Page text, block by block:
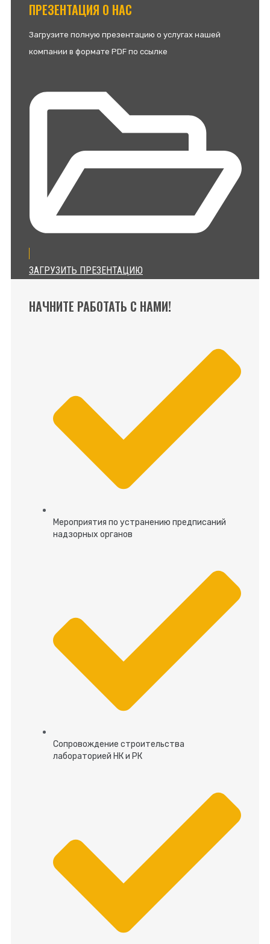
ПРЕЗЕНТАЦИЯ О НАС
Загрузите полную презентацию о услугах нашей
компании в формате PDF по ссылке
ЗАГРУЗИТЬ ПРЕЗЕНТАЦИЮ
НАЧНИТЕ РАБОТАТЬ С НАМИ!
Мероприятия по устранению предписаний
надзорных органов
Сопровождение строительства
лабораторией НК и РК